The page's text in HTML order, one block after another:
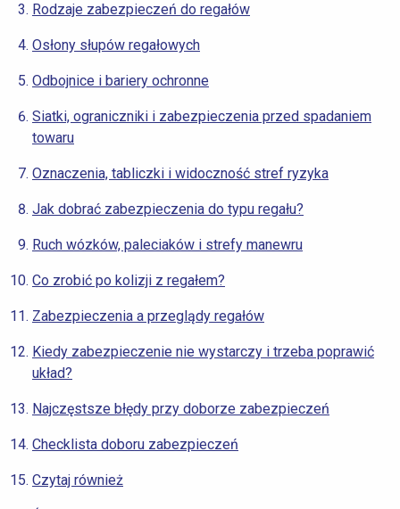
Rodzaje zabezpieczeń do regałów
Osłony słupów regałowych
Odbojnice i bariery ochronne
Siatki, ograniczniki i zabezpieczenia przed spadaniem
towaru
Oznaczenia, tabliczki i widoczność stref ryzyka
Jak dobrać zabezpieczenia do typu regału?
Ruch wózków, paleciaków i strefy manewru
Co zrobić po kolizji z regałem?
Zabezpieczenia a przeglądy regałów
Kiedy zabezpieczenie nie wystarczy i trzeba poprawić
układ?
Najczęstsze błędy przy doborze zabezpieczeń
Checklista doboru zabezpieczeń
Czytaj również